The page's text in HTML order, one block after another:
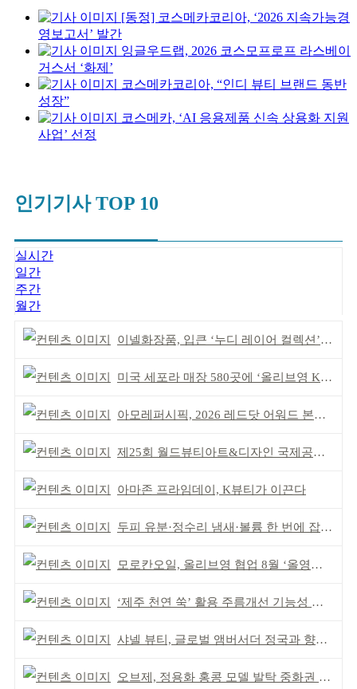
[동정] 코스메카코리아, ‘2026 지속가능경
영보고서’ 발간
잉글우드랩, 2026 코스모프로프 라스베이
거스서 ‘화제’
코스메카코리아, “인디 뷰티 브랜드 동반
성장”
코스메카, ‘AI 응용제품 신속 상용화 지원
사업’ 선정
인기기사 TOP 10
실시간
일간
주간
월간
이넬화장품, 입큰 ‘누디 레이어 컬렉션’ 출시
미국 세포라 매장 580곳에 ‘올리브영 K뷰티에딧’ 론칭
아모레퍼시픽, 2026 레드닷 어워드 본상 2개 수상
제25회 월드뷰티아트&디자인 국제공모전 시상식 성황
아마존 프라임데이, K뷰티가 이끈다
두피 유분·정수리 냄새·볼륨 한 번에 잡는다
모로칸오일, 올리브영 협업 8월 ‘올영픽’ 선정
‘제주 천연 쑥’ 활용 주름개선 기능성 식약처 심사 통과
샤넬 뷰티, 글로벌 앰버서더 정국과 향수 캠페인 공개
오브제, 정용화 홍콩 모델 발탁 중화권 공략 강화